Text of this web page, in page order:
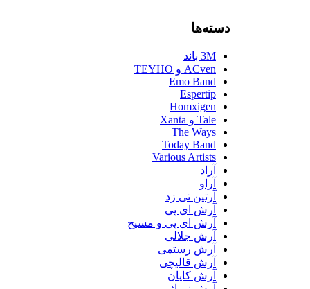
ACven و TEYHO
Emo Band
Espertip
Homxigen
The Ways
Today Band
Various Artists
آرتین تی زد
آرش ای پی
آرش ای پی و مسیح
آرش جلالی
آرش رستمی
آرش قالیچی
آرش کایان